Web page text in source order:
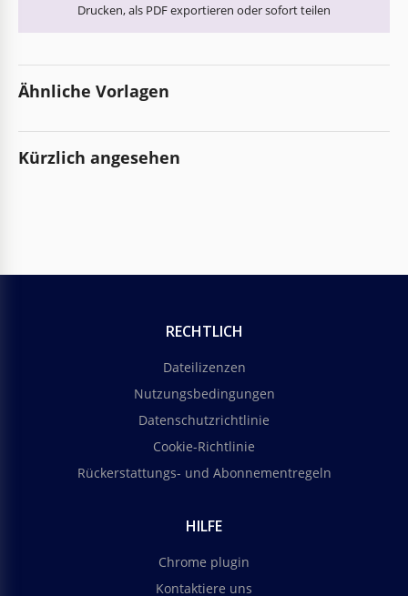
Drucken, als PDF exportieren oder sofort teilen
Ähnliche Vorlagen
Kürzlich angesehen
RECHTLICH
Dateilizenzen
Nutzungsbedingungen
Datenschutzrichtlinie
Cookie-Richtlinie
Rückerstattungs- und Abonnementregeln
HILFE
Chrome plugin
Kontaktiere uns